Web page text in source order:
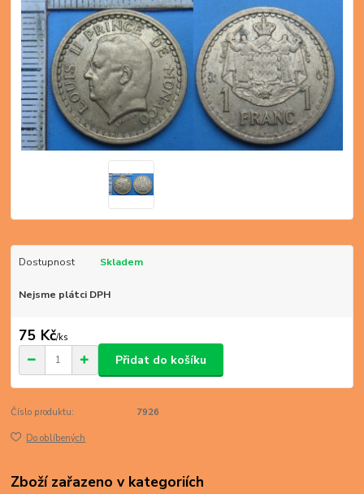
Dostupnost Skladem
Nejsme plátci DPH
75 Kč/ks
Přidat do košíku
Číslo produktu: 7926
Do oblíbených
Zboží zařazeno v kategoriích